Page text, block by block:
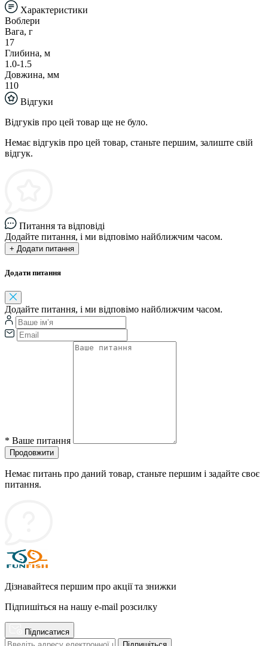
Характеристики
Воблери
Вага, г
17
Глибина, м
1.0-1.5
Довжина, мм
110
Відгуки
Відгуків про цей товар ще не було.
Немає відгуків про цей товар, станьте першим, залиште свій
відгук.
Питання та відповіді
Додайте питання, і ми відповімо найближчим часом.
+ Додати питання
Додати питання
Додайте питання, і ми відповімо найближчим часом.
* Ваше питання
Продовжити
Немає питань про даний товар, станьте першим і задайте своє
питання.
Дізнавайтеся першим про акції та знижки
Підпишіться на нашу e-mail розсилку
Підписатися